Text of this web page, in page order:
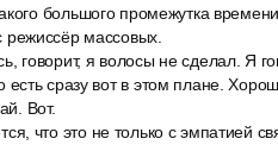
большого промежутка
массовых.
говорит, я волосы не сделал. Я
сразу вот в этом плане.
Вот.
что это не только с эмпатией